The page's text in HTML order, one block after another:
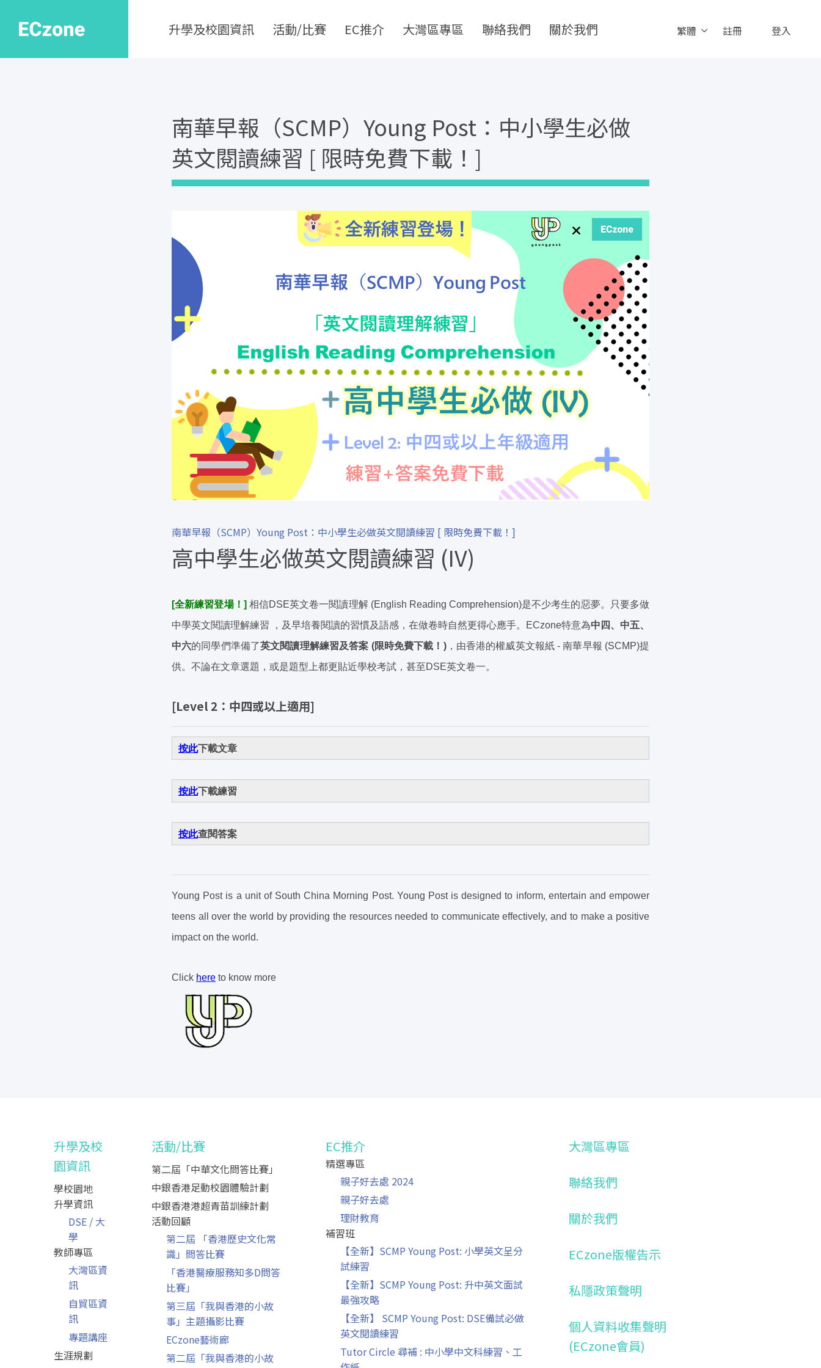
升學及校園資訊 活動/比賽 EC推介 大灣區專區 聯絡我們 關於我們 繁體 註冊 登入
南華早報（SCMP）Young Post：中小學生必做
英文閱讀練習 [ 限時免費下載！]
南華早報（SCMP）Young Post：中小學生必做英文閱讀練習 [ 限時免費下載！]
高中學生必做英文閱讀練習 (IV)
[全新練習登場！] 相信DSE英文卷一閱讀理解 (English Reading Comprehension)是不少考生的惡夢。只要多做
中學英文閱讀理解練習 ，及早培養閱讀的習慣及語感，在做卷時自然更得心應手。ECzone特意為中四、中五、
中六的同學們準備了英文閱讀理解練習及答案 (限時免費下載！)，由香港的權威英文報紙 - 南華早報 (SCMP)提
供。不論在文章選題，或是題型上都更貼近學校考試，甚至DSE英文卷一。
[Level 2：中四或以上適用]
按此下載文章
按此下載練習
按此查閱答案
Young Post is a unit of South China Morning Post. Young Post is designed to inform, entertain and empower
teens all over the world by providing the resources needed to communicate effectively, and to make a positive
impact on the world.
Click here to know more
升學及校
園資訊
學校園地
升學資訊
DSE / 大
學
教師專區
大灣區資
訊
自貿區資
訊
專題講座
生涯規劃
活動/比賽
第二屆「中華文化問答比賽」
中銀香港足動校園體驗計劃
中銀香港港超青苗訓練計劃
活動回顧
第二屆 「香港歷史文化常
識」問答比賽
「香港醫療服務知多D問答
比賽」
第三屆「我與香港的小故
事」主題攝影比賽
ECzone藝術廊
第二屆「我與香港的小故
EC推介
精選專區
親子好去處 2024
親子好去處
理財教育
補習班
【全新】SCMP Young Post: 小學英文呈分
試練習
【全新】SCMP Young Post: 升中英文面試
最強攻略
【全新】 SCMP Young Post: DSE備試必做
英文閱讀練習
Tutor Circle 尋補 : 中小學中文科練習、工
大灣區專區
聯絡我們
關於我們
ECzone版權告示
私隱政策聲明
個人資料收集聲明
(ECzone會員)